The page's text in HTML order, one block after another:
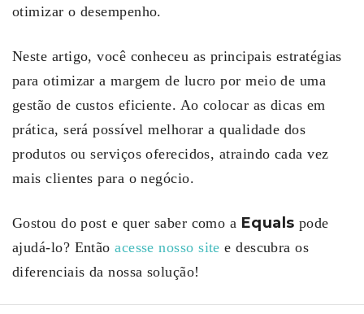
otimizar o desempenho.
Neste artigo, você conheceu as principais estratégias
para otimizar a margem de lucro por meio de uma
gestão de custos eficiente. Ao colocar as dicas em
prática, será possível melhorar a qualidade dos
produtos ou serviços oferecidos, atraindo cada vez
mais clientes para o negócio.
Gostou do post e quer saber como a Equals pode
ajudá-lo? Entãoacesse nosso site e descubra os
diferenciais da nossa solução!